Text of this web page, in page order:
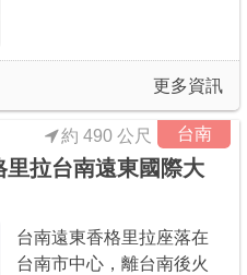
更多資訊
台南
約 490 公尺
拉台南遠東國際大
台南遠東香格里拉座落在
台南市中心，離台南後火